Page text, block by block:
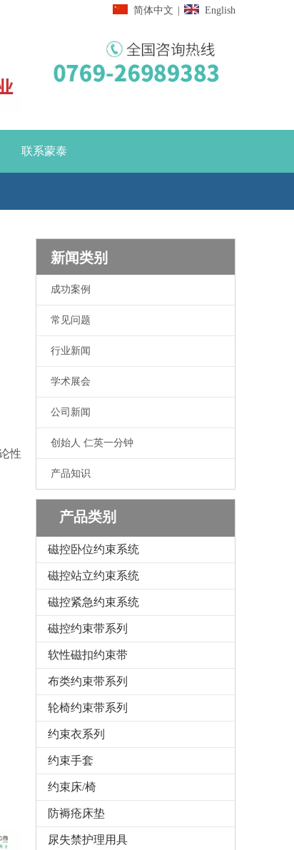
简体中文 English
联系蒙泰
性
新闻类别
成功案例
常见问题
行业新闻
学术展会
公司新闻
创始人 仁英一分钟
产品知识
产品类别
磁控卧位约束系统
磁控站立约束系统
磁控紧急约束系统
磁控约束带系列
软性磁扣约束带
布类约束带系列
轮椅约束带系列
约束衣系列
约束手套
约束床/椅
防褥疮床垫
尿失禁护理用具